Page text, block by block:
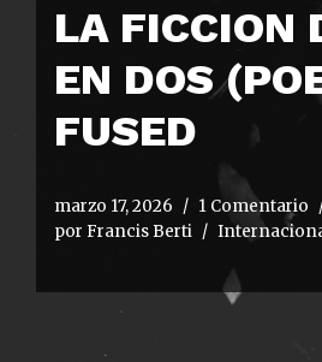
LA FICCION
EN DOS
FUSED
marzo 17, 2026
1 Comentario
por Francis Berti